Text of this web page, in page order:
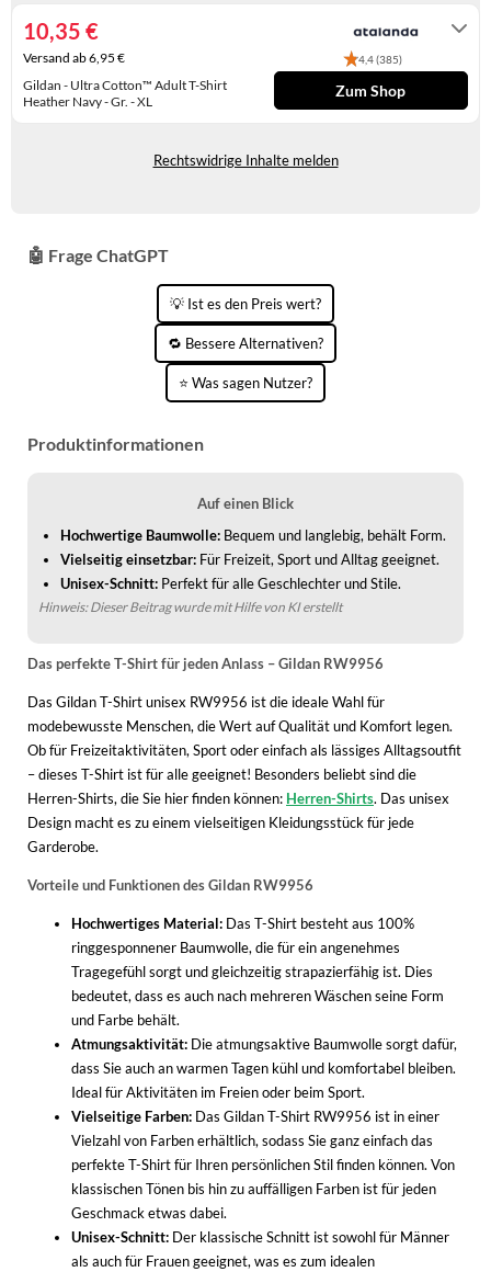
LAUFSCHUHE
OUTDOOR-SCHUHE
SCHUHZUBEHÖR
TASCHEN-ZUBEHÖR
Gildan - Ultra Cotton™ Adult T-Shirt
Heather Navy - Gr. - XL
4,4 (385)
10,35 €
Versand ab 6,95 €
Zum Shop
Rechtswidrige Inhalte melden
🤖 Frage ChatGPT
💡 Ist es den Preis wert?
🔁 Bessere Alternativen?
⭐ Was sagen Nutzer?
Produktinformationen
Auf einen Blick
Hochwertige Baumwolle: Bequem und langlebig, behält Form.
Vielseitig einsetzbar: Für Freizeit, Sport und Alltag geeignet.
Unisex-Schnitt: Perfekt für alle Geschlechter und Stile.
Hinweis: Dieser Beitrag wurde mit Hilfe von KI erstellt
Das perfekte T-Shirt für jeden Anlass – Gildan RW9956
Das Gildan T-Shirt unisex RW9956 ist die ideale Wahl für
modebewusste Menschen, die Wert auf Qualität und Komfort legen.
Ob für Freizeitaktivitäten, Sport oder einfach als lässiges Alltagsoutfit
– dieses T-Shirt ist für alle geeignet! Besonders beliebt sind die
Herren-Shirts, die Sie hier finden können: Herren-Shirts. Das unisex
Design macht es zu einem vielseitigen Kleidungsstück für jede
Garderobe.
Vorteile und Funktionen des Gildan RW9956
Hochwertiges Material: Das T-Shirt besteht aus 100%
ringgesponnener Baumwolle, die für ein angenehmes
Tragegefühl sorgt und gleichzeitig strapazierfähig ist. Dies
bedeutet, dass es auch nach mehreren Wäschen seine Form
und Farbe behält.
Atmungsaktivität: Die atmungsaktive Baumwolle sorgt dafür,
dass Sie auch an warmen Tagen kühl und komfortabel bleiben.
Ideal für Aktivitäten im Freien oder beim Sport.
Vielseitige Farben: Das Gildan T-Shirt RW9956 ist in einer
Vielzahl von Farben erhältlich, sodass Sie ganz einfach das
perfekte T-Shirt für Ihren persönlichen Stil finden können. Von
klassischen Tönen bis hin zu auffälligen Farben ist für jeden
Geschmack etwas dabei.
Unisex-Schnitt: Der klassische Schnitt ist sowohl für Männer
als auch für Frauen geeignet, was es zum idealen